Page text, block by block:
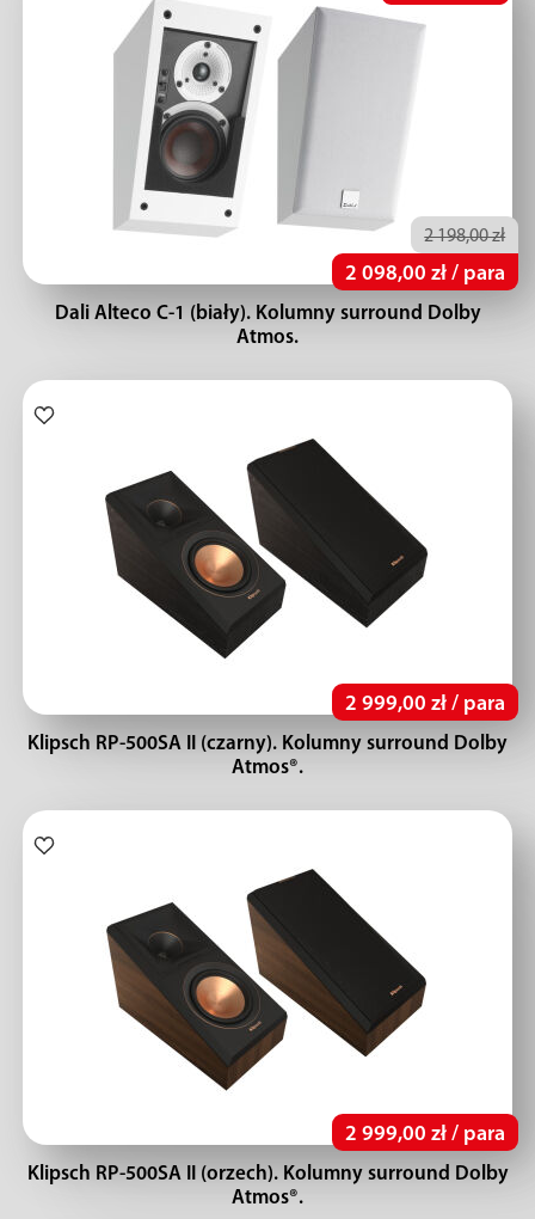
2 198,00 zł
2 098,00 zł / para
Dali Alteco C-1 (biały). Kolumny surround Dolby
Atmos.
2 999,00 zł / para
Klipsch RP-500SA II (czarny). Kolumny surround Dolby
Atmos®.
2 999,00 zł / para
Klipsch RP-500SA II (orzech). Kolumny surround Dolby
Atmos®.